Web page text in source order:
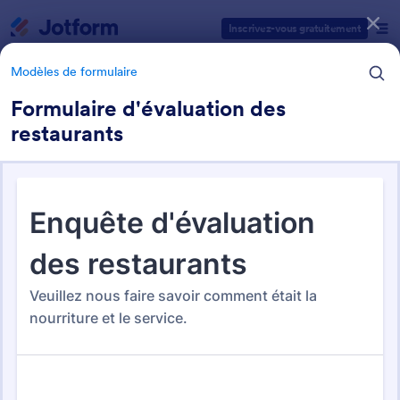
Inscrivez-vous gratuitement
Modèles de formulaire
Formulaire d'évaluation des
restaurants
Formulaires d'évaluation
27 modèles
Catégories des modèles de formulaires